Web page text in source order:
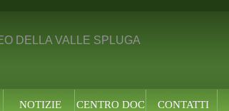
DELLA VALLE SPLUGA
NOTIZIE CENTRO DOC. CONTATTI